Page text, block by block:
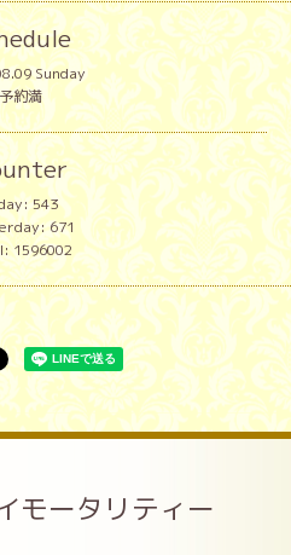
Sunday
予約満
543
671
1596002
ータリティー